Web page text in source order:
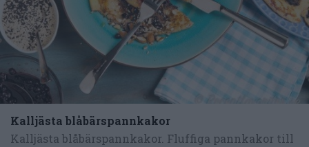
Kalljästa blåbärspannkakor
Kalljästa blåbärspannkakor. Fluffiga pannkakor till